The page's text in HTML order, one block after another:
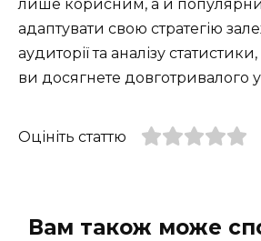
лише корисним, а й
адаптувати свою стратегію
аудиторії та аналізу
ви досягнете довготривалого
Оцініть статтю
Вам також може